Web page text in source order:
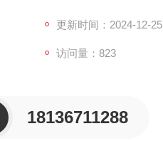
更新时间：2024-12-25
访问量：823
18136711288